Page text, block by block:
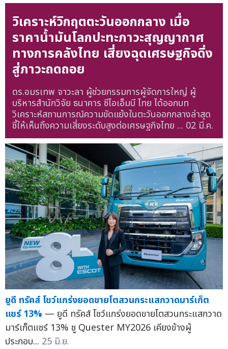
วิเคราะห์วิกฤตตะวันออกกลาง เมื่อ
ราคาน้ำมันโลกปะทะภาวะสุญญากาศ
ทางการคลังไทย เสี่ยงฉุดเศรษฐกิจดิ่ง
สู่ภาวะถดถอย
ดร.อมรเทพ จาวะลา ผู้ช่วยกรรมการผู้จัดการใหญ่ ผู้
บริหารสำนักวิจัย ธนาคาร ซีไอเอ็มบี ไทย ได้ออกบท
วิเคราะห์สถานการณ์ความขัดแย้งในตะวันออกกลางล่าสุด
ชี้ให้เห็นถึงความเสี่ยงระดับสูงต่อเศรษฐกิจไทย ... 02 มี.ค.
ยูดี ทรัคส์ โชว์แกร่งยอดขายโตสวนกระแสกวาดมาร์เก็ต
แชร์ 13% — ยูดี ทรัคส์ โชว์แกร่งยอดขายโตสวนกระแสกวาด
มาร์เก็ตแชร์ 13% ชู Quester MY2026 เคียงข้างผู้
ประกอบ... 25 มิ.ย.